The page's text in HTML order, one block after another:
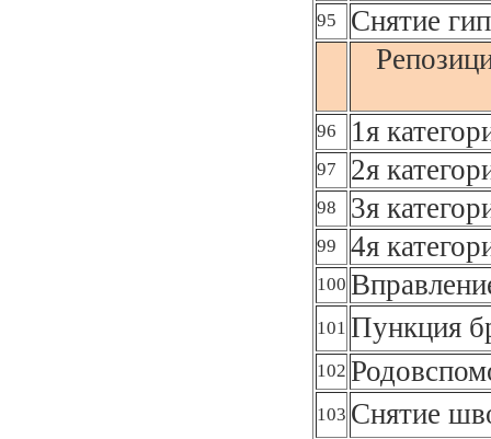
95
Снятие
96 1я
97 2я
98 3я
99 4я
100
101 Пункция
102
103 Снятие